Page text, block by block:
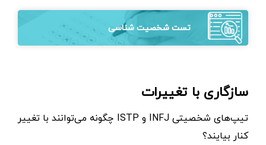
تست شخصیت شناسی
سازگاری با تغییرات
تیپ‌های شخصیتی INFJ و ISTP چگونه می‌توانند با تغییر
کنار بیایند؟